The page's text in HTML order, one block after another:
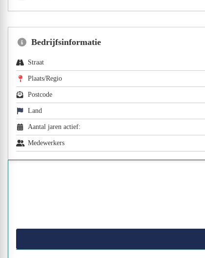
Bedrijfsinformatie
Straat
Plaats/Regio
Postcode
Land
Aantal jaren actief:
Medewerkers